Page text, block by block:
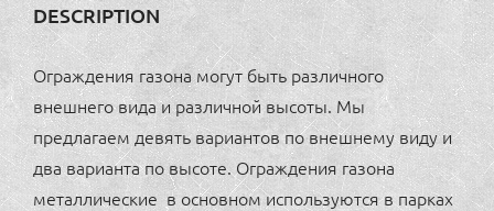
DESCRIPTION
Ограждения газона могут быть различного
внешнего вида и различной высоты. Мы
предлагаем девять вариантов по внешнему виду и
два варианта по высоте. Ограждения газона
металлические в основном используются в парках